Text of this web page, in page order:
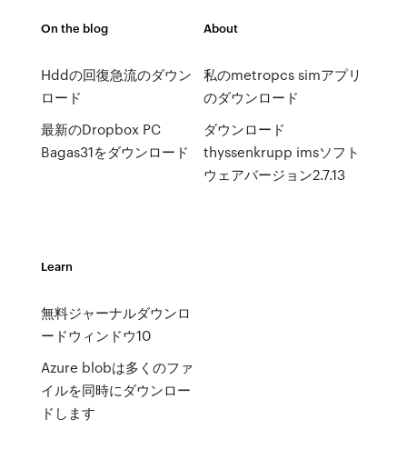
On the blog
Hddの回復急流のダウン
ロード
最新のDropbox PC
Bagas31をダウンロード
About
私のmetropcs simアプリ
のダウンロード
ダウンロード
thyssenkrupp imsソフト
ウェアバージョン2.7.13
Learn
無料ジャーナルダウンロ
ードウィンドウ10
Azure blobは多くのファ
イルを同時にダウンロー
ドします